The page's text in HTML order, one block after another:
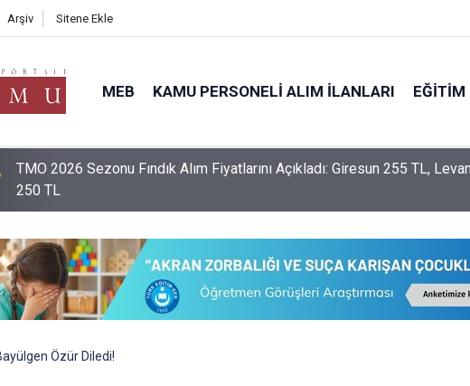
Arşiv Sitene Ekle
MEB KAMU PERSONELI ALIM İLANLARI EĞITIM
Öğretmenlerin İller Arası Özür Grubu Tercih Ekranı Açıldı Mı? Tercihler
Nereden Yapılacak?
Özür Diledi!